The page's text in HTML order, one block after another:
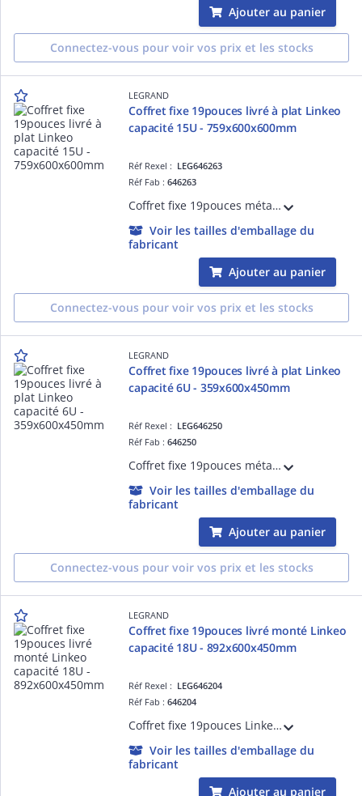
Ajouter au panier
Connectez-vous pour voir vos prix et les stocks
LEGRAND
Coffret fixe 19pouces livré à plat Linkeo
capacité 15U - 759x600x600mm
Réf Rexel : LEG646263
Réf Fab :646263
Coffret fixe 19pouces métallique IP20 IK08 livré à plat Linkeo capacité 15U dimensions 759x600x600mm - livré avec kit de mise à la masse, panneaux latéraux amovibles - gris anthracite RAL7016
Voir les tailles d'emballage du
fabricant
Ajouter au panier
Connectez-vous pour voir vos prix et les stocks
LEGRAND
Coffret fixe 19pouces livré à plat Linkeo
capacité 6U - 359x600x450mm
Réf Rexel : LEG646250
Réf Fab :646250
Coffret fixe 19pouces métallique IP20 IK08 livré à plat Linkeo capacité 6U dimensions 359x600x450mm - livré avec kit de mise à la masse, panneaux latéraux amovibles - gris anthracite RAL7016
Voir les tailles d'emballage du
fabricant
Ajouter au panier
Connectez-vous pour voir vos prix et les stocks
LEGRAND
Coffret fixe 19pouces livré monté Linkeo
capacité 18U - 892x600x450mm
Réf Rexel : LEG646204
Réf Fab :646204
Coffret fixe 19pouces Linkeo capacité 18U livré monté 892x600x450mm IP20 IK08 équipé de porte, 2 montants 19pouces, panneaux latéraux fixes gris anthracite RAL7016
Voir les tailles d'emballage du
fabricant
Ajouter au panier